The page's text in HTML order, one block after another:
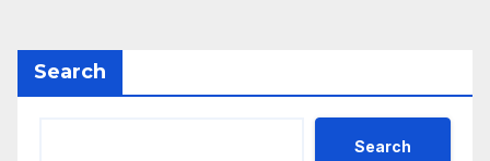
Search
Search